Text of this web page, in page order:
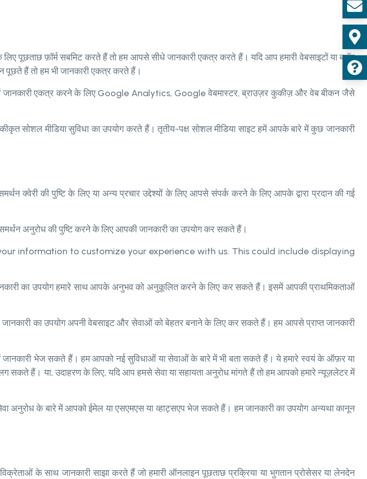
पूछताछ फ़ॉर्म सबमिट करते हैं तो हम आपसे सीधे जानकारी एकत्र करते हैं। यदि आप हमारी वेबसाइटों या ब्लॉग
पूछते हैं तो हम भी जानकारी एकत्र करते हैं।
जानकारी एकत्र करने के लिए Google Analytics, Google वेबमास्टर, ब्राउज़र कुकीज़ और वेब बीकन जैसे
सोशल मीडिया सुविधा का उपयोग करते हैं। तृतीय-पक्ष सोशल मीडिया साइट हमें आपके बारे में कुछ जानकारी
क्वेरी की पुष्टि के लिए या अन्य प्रचार उद्देश्यों के लिए आपसे संपर्क करने के लिए आपके द्वारा प्रदान की गई
अनुरोध की पुष्टि करने के लिए आपकी जानकारी का उपयोग कर सकते हैं।
information to customize your experience with us. This could include displaying
का उपयोग हमारे साथ आपके अनुभव को अनुकूलित करने के लिए कर सकते हैं। इसमें आपकी प्राथमिकताओं
का उपयोग अपनी वेबसाइट और सेवाओं को बेहतर बनाने के लिए कर सकते हैं। हम आपसे प्राप्त जानकारी
जानकारी भेज सकते हैं। हम आपको नई सुविधाओं या सेवाओं के बारे में भी बता सकते हैं। ये हमारे स्वयं के ऑफ़र या
सकते हैं। या, उदाहरण के लिए, यदि आप हमसे सेवा या सहायता अनुरोध मांगते हैं तो हम आपको हमारे न्यूज़लेटर में
अनुरोध के बारे में आपको ईमेल या एसएमएस या व्हाट्सएप भेज सकते हैं।हम जानकारी का उपयोग अन्यथा कानून
के साथ जानकारी साझा करते हैं जो हमारी ऑनलाइन पूछताछ प्रक्रिया या भुगतान प्रोसेसर या लेनदेन